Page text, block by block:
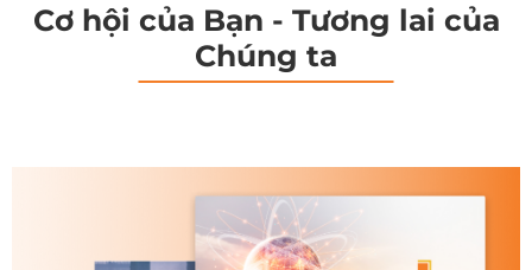
Cơ hội của Bạn - Tương lai của
Chúng ta